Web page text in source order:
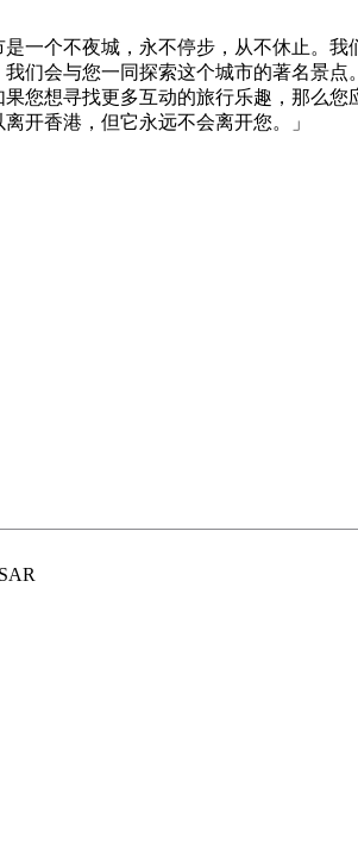
一个不夜城，永不停步，从不休止。
们会与您一同探索这个城市的著名景
您想寻找更多互动的旅行乐趣，那么
开香港，但它永远不会离开您。」